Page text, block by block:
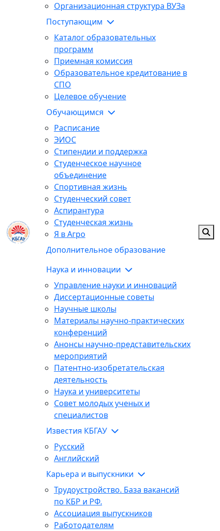
Организационная структура ВУЗа
Поступающим
Каталог образовательных
программ
Приемная комиссия
Образовательное кредитование в
СПО
Целевое обучение
Обучающимся
Расписание
ЭИОС
Стипендии и поддержка
Студенческое научное
объединение
Спортивная жизнь
Студенческий совет
Аспирантура
Студенческая жизнь
Я в Агро
Дополнительное образование
Наука и инновации
Управление науки и инноваций
Диссертационные советы
Научные школы
Материалы научно-практических
конференций
Анонсы научно-представительских
мероприятий
Патентно-изобретательская
деятельность
Наука и университеты
Совет молодых ученых и
специалистов
Известия КБГАУ
Русский
Английский
Карьера и выпускники
Трудоустройство. База вакансий
по КБР и РФ.
Ассоциация выпускников
Работодателям